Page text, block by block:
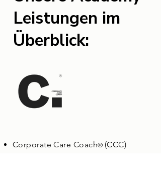
Leistungen im
Überblick:
Corporate Care Coach® (CCC)